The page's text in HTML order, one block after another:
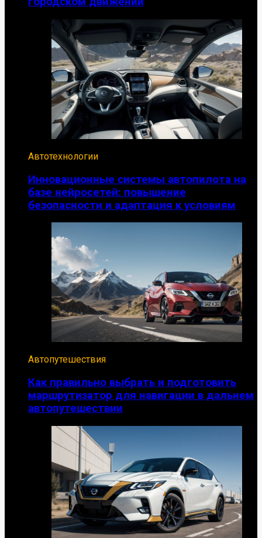
Автотехнологии
Инновационные системы автопилота на
базе нейросетей: повышение
безопасности и адаптация к условиям
Автопутешествия
Как правильно выбрать и подготовить
маршрутизатор для навигации в дальнем
автопутешествии